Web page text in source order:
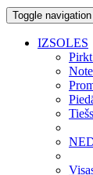
Toggle navigation
IZSOLES